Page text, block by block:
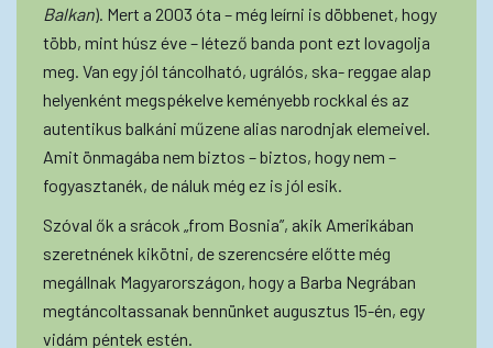
Balkan). Mert a 2003 óta – még leírni is döbbenet, hogy
több, mint húsz éve – létező banda pont ezt lovagolja
meg. Van egy jól táncolható, ugrálós, ska- reggae alap
helyenként megspékelve keményebb rockkal és az
autentikus balkáni műzene alias narodnjak elemeivel.
Amit önmagába nem biztos – biztos, hogy nem –
fogyasztanék, de náluk még ez is jól esik.
Szóval ők a srácok „from Bosnia”, akik Amerikában
szeretnének kikötni, de szerencsére előtte még
megállnak Magyarországon, hogy a Barba Negrában
megtáncoltassanak bennünket augusztus 15-én, egy
vidám péntek estén.